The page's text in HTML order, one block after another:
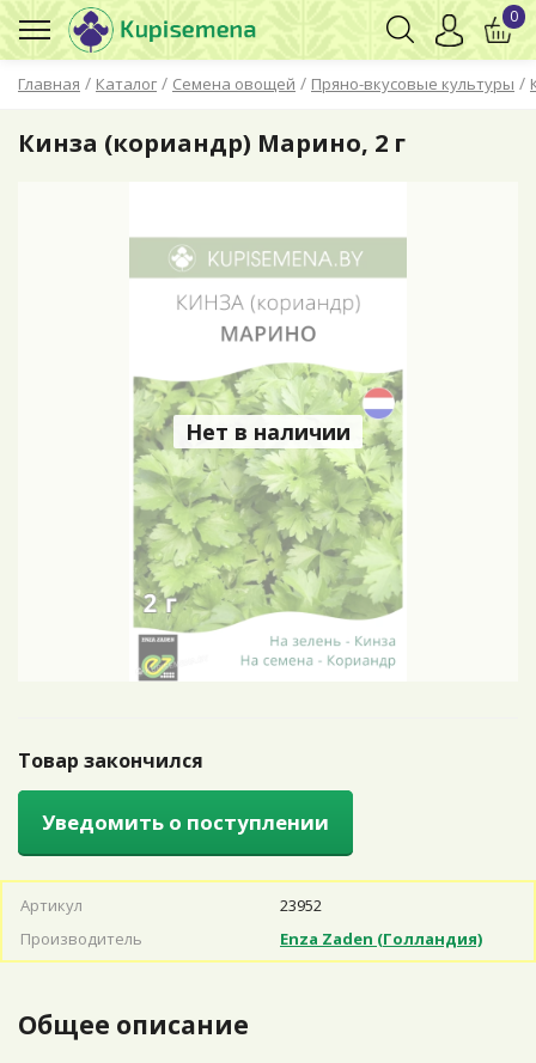
Главная / Каталог / Семена овощей / Пряно-вкусовые культуры /
0
Кинза (кориандр) Марино, 2 г
Нет в наличии
Товар закончился
Уведомить о поступлении
Артикул
23952
Производитель
Enza Zaden (Голландия)
Общее описание